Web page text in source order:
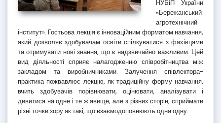
НУБіП України
«Бережанський
агротехнічний
інститут». Гостьова лекція є інноваційним форматом навчання,
який дозволяє здобувачам освіти спілкуватися з фахівцями
та отримувати нові знання, що є надзвичайно важливим. Цей
вид діяльності сприяє налагодженню співробітництва між
закладом та виробничниками. Залучення співлектора-
практика пожвавлює лекцію, як традиційну форму навчання,
вчить здобувачів порівнювати, оцінювати, аналізувати і
дивитися на одне і те ж явище, але з різних сторін, сприймати
різні точки зору як такі, що взаємодоповнюють одна одну.